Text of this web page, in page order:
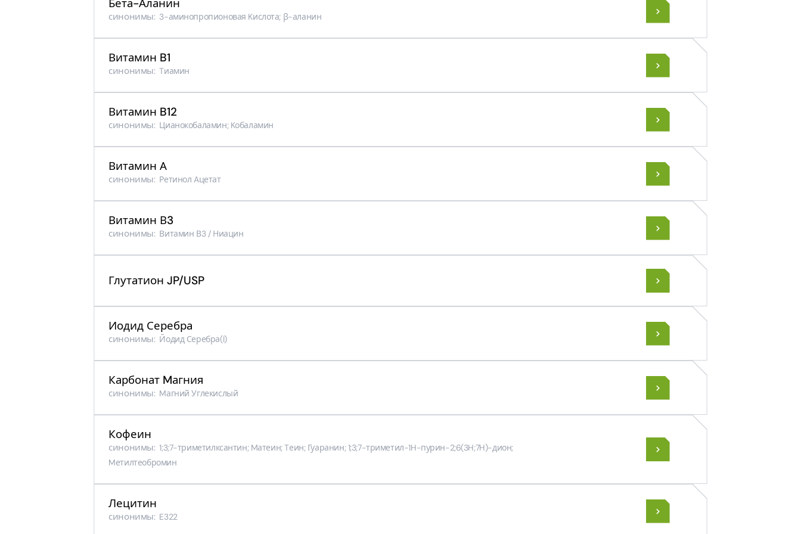
Бета-Аланин
синонимы: 3-аминопропионовая Kислота; β-аланин
Витамин B1
синонимы: Tиамин
Витамин B12
синонимы: Цианокобаламин; Kобаламин
Витамин А
синонимы: Ретинол Aцетат
Витамин В3
синонимы: Витамин В3 / Ниацин
Глутатион JP/USP
Иодид Серебра
синонимы: Йодид Серебра(I)
Карбонат Mагния
синонимы: Mагний Углекислый
Кофеин
синонимы: 1;3;7-триметилксантин; Mатеин; Tеин; Гуаранин; 1;3;7-​триметил-​1H-​пурин-​2;6​(3H;7H)​-​дион;
Mетилтеобромин
Лецитин
синонимы: E322